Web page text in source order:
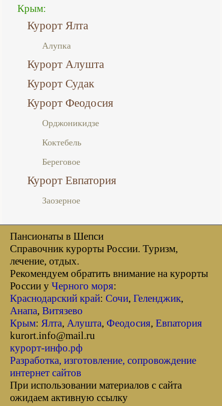
Крым:
Курорт Ялта
Алупка
Курорт Алушта
Курорт Судак
Курорт Феодосия
Орджоникидзе
Коктебель
Береговое
Курорт Евпатория
Заозерное
Пансионаты в Шепси
Справочник курорты Росcии. Туризм,
лечение, отдых.
Рекомендуем обратить внимание на курорты
России у Черного моря:
Краснодарский край: Сочи, Геленджик,
Анапа, Витязево
Крым: Ялта, Алушта, Феодосия, Евпатория
kurort.info@mail.ru
курорт-инфо.рф
Разработка, изготовление, сопровождение
интернет сайтов
При использовании материалов с сайта
ожидаем активную ссылку